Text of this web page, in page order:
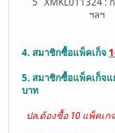
ฯลฯ
4. สมาชิกซื้อแพ็คเก็จ
5. สมาชิกซื้อแพ็คเก็จ
บาท
ปล.ต้องซื้อ 10 แพ็คเก